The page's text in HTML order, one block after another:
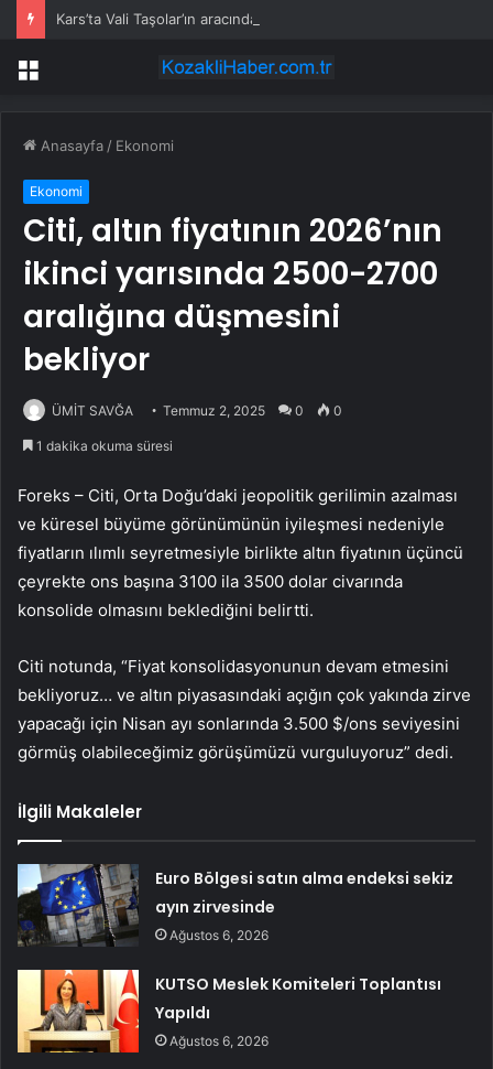
Kars’ta Vali Taşolar’ın aracında kaza
Menü
Anasayfa / Ekonomi
Ekonomi
Citi, altın fiyatının 2026’nın
ikinci yarısında 2500-2700
aralığına düşmesini
bekliyor
ÜMİT SAVĞA Temmuz 2, 2025 0 0
1 dakika okuma süresi
Foreks – Citi, Orta Doğu’daki jeopolitik gerilimin azalması
ve küresel büyüme görünümünün iyileşmesi nedeniyle
fiyatların ılımlı seyretmesiyle birlikte altın fiyatının üçüncü
çeyrekte ons başına 3100 ila 3500 dolar civarında
konsolide olmasını beklediğini belirtti.
Citi notunda, “Fiyat konsolidasyonunun devam etmesini
bekliyoruz… ve altın piyasasındaki açığın çok yakında zirve
yapacağı için Nisan ayı sonlarında 3.500 $/ons seviyesini
görmüş olabileceğimiz görüşümüzü vurguluyoruz” dedi.
İlgili Makaleler
Euro Bölgesi satın alma endeksi sekiz
ayın zirvesinde
Ağustos 6, 2026
KUTSO Meslek Komiteleri Toplantısı
Yapıldı
Ağustos 6, 2026